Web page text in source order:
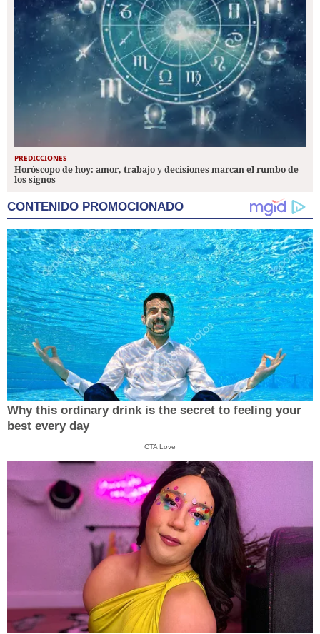
PREDICCIONES
Horóscopo de hoy: amor, trabajo y decisiones marcan el rumbo de
los signos
CONTENIDO PROMOCIONADO
Why this ordinary drink is the secret to feeling your
best every day
CTA Love